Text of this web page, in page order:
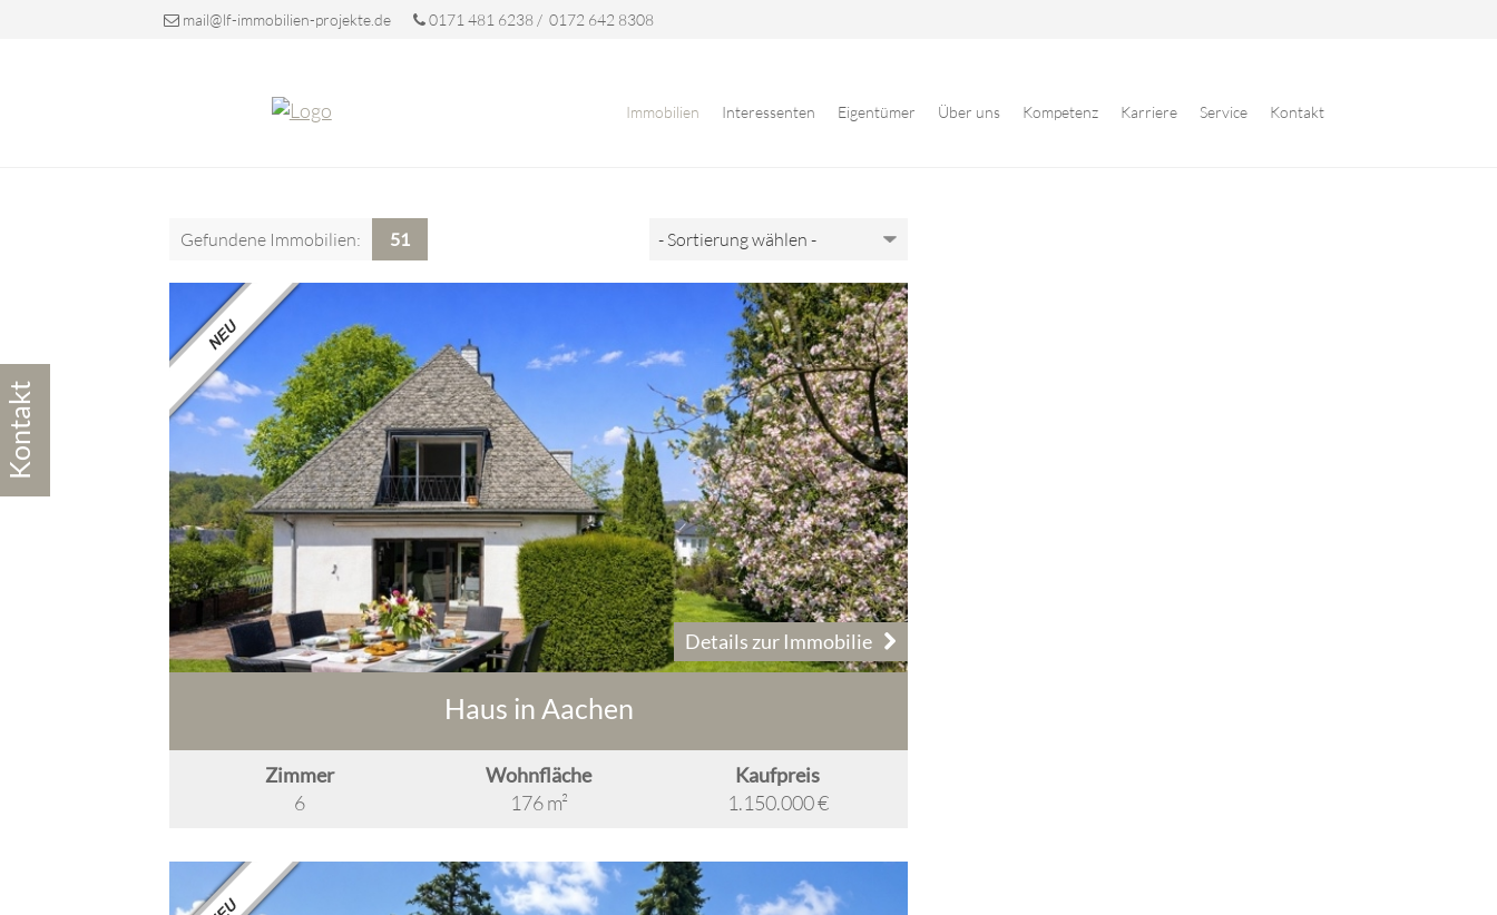
mail@lf-immobilien-projekte.de 0171 481 6238 / 0172 642 8308
Immobilien Interessenten Eigentümer Über uns Kompetenz Karriere Service Kontakt
Gefundene Immobilien: 51
Details zur Immobilie
Haus in Aachen
Zimmer
6
Wohnfläche
176 m²
Kaufpreis
1.150.000 €
Kontakt